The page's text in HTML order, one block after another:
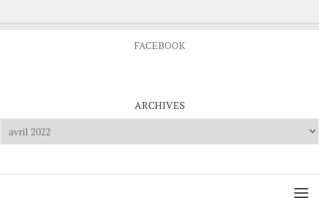
FACEBOOK
ARCHIVES
Archives